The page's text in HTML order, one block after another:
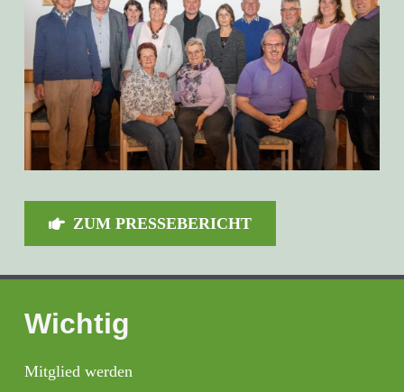
ZUM PRESSEBERICHT
Wichtig
Mitglied werden